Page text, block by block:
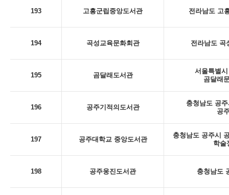
193 고흥군립중앙도서관 전라남도 고
194 곡성교육문화회관 전라남도 곡
195 곰달래도서관
서울특별
곰달래
196 공주기적의도서관
충청남도 공
공
197 공주대학교 중앙도서관
충청남도 공주시
학술
198 공주웅진도서관 충청남도